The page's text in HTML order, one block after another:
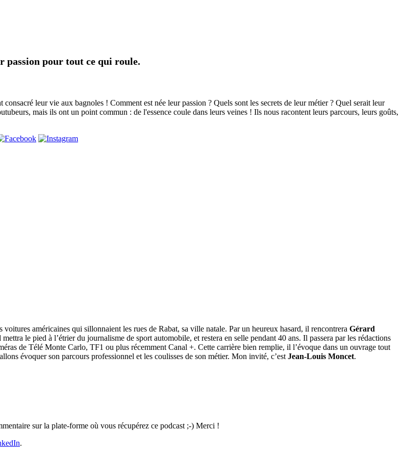
passion pour tout ce qui roule.
leur vie aux bagnoles ! Comment est née leur passion ? Quels sont les secrets de leur métier ? Quel serait leur
mais ils ont un point commun : de l'essence coule dans leurs veines ! Ils nous racontent leurs parcours, leurs goûts,
américaines qui sillonnaient les rues de Rabat, sa ville natale. Par un heureux hasard, il rencontrera Gérard
le pied à l’étrier du journalisme de sport automobile, et restera en selle pendant 40 ans. Il passera par les rédactions
de Télé Monte Carlo, TF1 ou plus récemment Canal +. Cette carrière bien remplie, il l’évoque dans un ouvrage tout
évoquer son parcours professionnel et les coulisses de son métier. Mon invité, c’est Jean-Louis Moncet.
sur la plate-forme où vous récupérez ce podcast ;-) Merci !
.